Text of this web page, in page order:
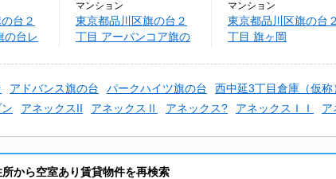
台２
の台レ
マンション
東京都品川区旗の台２
丁目 アーバンコア旗の
マンション
東京都品川区旗の台２
丁目 旗ヶ岡
アドバンス旗の台 パークハイツ旗の台 西中延3丁目倉庫（仮称
アネックスII アネックスⅡ アネックス? アネックスＩＩ ア
から空室あり賃貸物件を再検索